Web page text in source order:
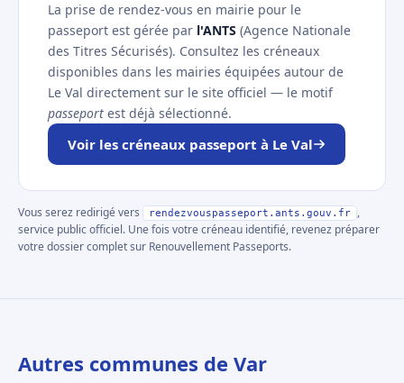
La prise de rendez-vous en mairie pour le
passeport est gérée par l'ANTS (Agence Nationale
des Titres Sécurisés). Consultez les créneaux
disponibles dans les mairies équipées autour de
Le Val directement sur le site officiel — le motif
passeport est déjà sélectionné.
Voir les créneaux passeport à Le Val
Vous serez redirigé vers rendezvouspasseport.ants.gouv.fr
,
service public officiel. Une fois votre créneau identifié, revenez préparer
votre dossier complet sur Renouvellement Passeports.
Autres communes de Var